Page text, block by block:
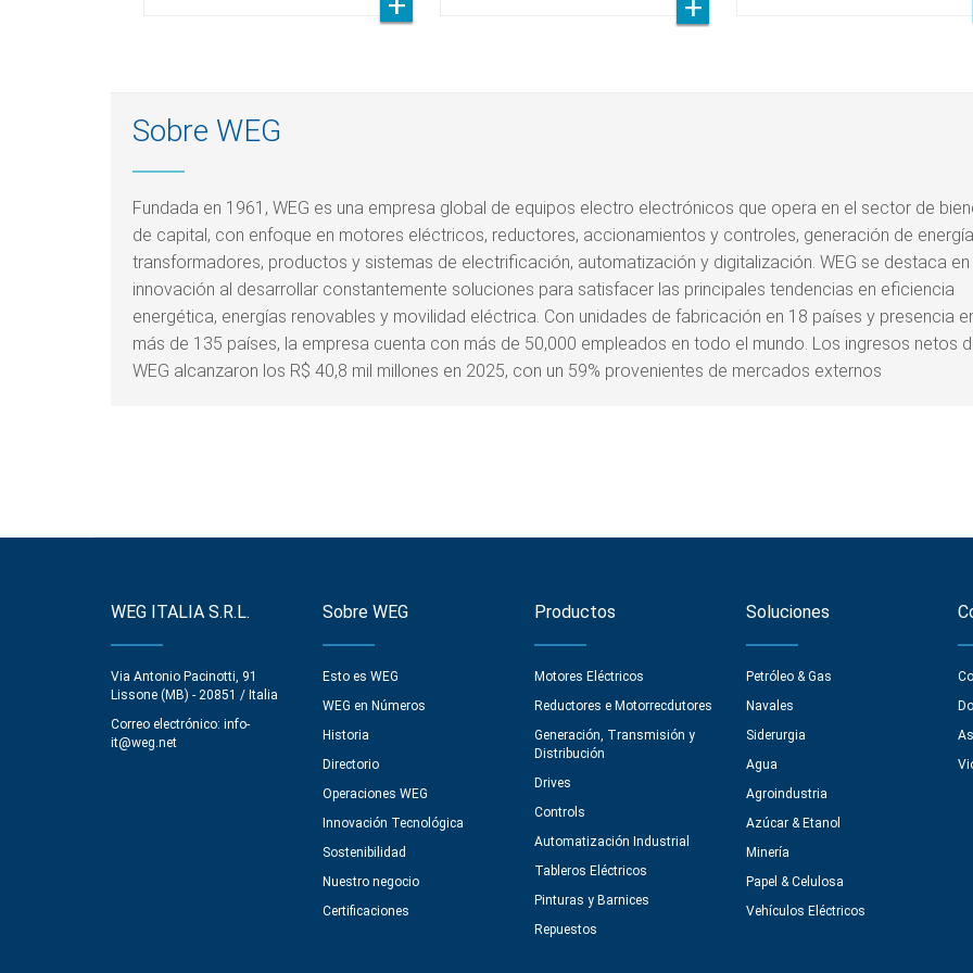
Sobre WEG
Fundada en 1961, WEG es una empresa global de equipos electro electrónicos que opera en el sector de
de capital, con enfoque en motores eléctricos, reductores, accionamientos y controles, generación de
transformadores, productos y sistemas de electrificación, automatización y digitalización. WEG se destaca en
innovación al desarrollar constantemente soluciones para satisfacer las principales tendencias en eficiencia
energética, energías renovables y movilidad eléctrica. Con unidades de fabricación en 18 países y presencia
más de 135 países, la empresa cuenta con más de 50,000 empleados en todo el mundo. Los ingresos netos
WEG alcanzaron los R$ 40,8 mil millones en 2025, con un 59% provenientes de mercados externos
WEG ITALIA S.R.L.
Via Antonio Pacinotti, 91
Lissone (MB) - 20851 / Italia
Correo electrónico: info-
it@weg.net
Sobre WEG
Esto es WEG
WEG en Números
Historia
Directorio
Operaciones WEG
Innovación Tecnológica
Sostenibilidad
Nuestro negocio
Certificaciones
Productos
Motores Eléctricos
Reductores e Motorrecdutores
Generación, Transmisión y
Distribución
Drives
Controls
Automatización Industrial
Tableros Eléctricos
Pinturas y Barnices
Repuestos
Soluciones
Petróleo & Gas
Navales
Siderurgia
Agua
Agroindustria
Azúcar & Etanol
Minería
Papel & Celulosa
Vehículos Eléctricos